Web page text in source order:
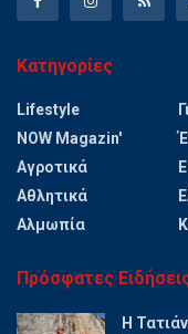
Κατηγορίες
Lifestyle
NOW Magazin'
Αγροτικά
Αθλητικά
Αλμωπία
Πρόσφατες
Η